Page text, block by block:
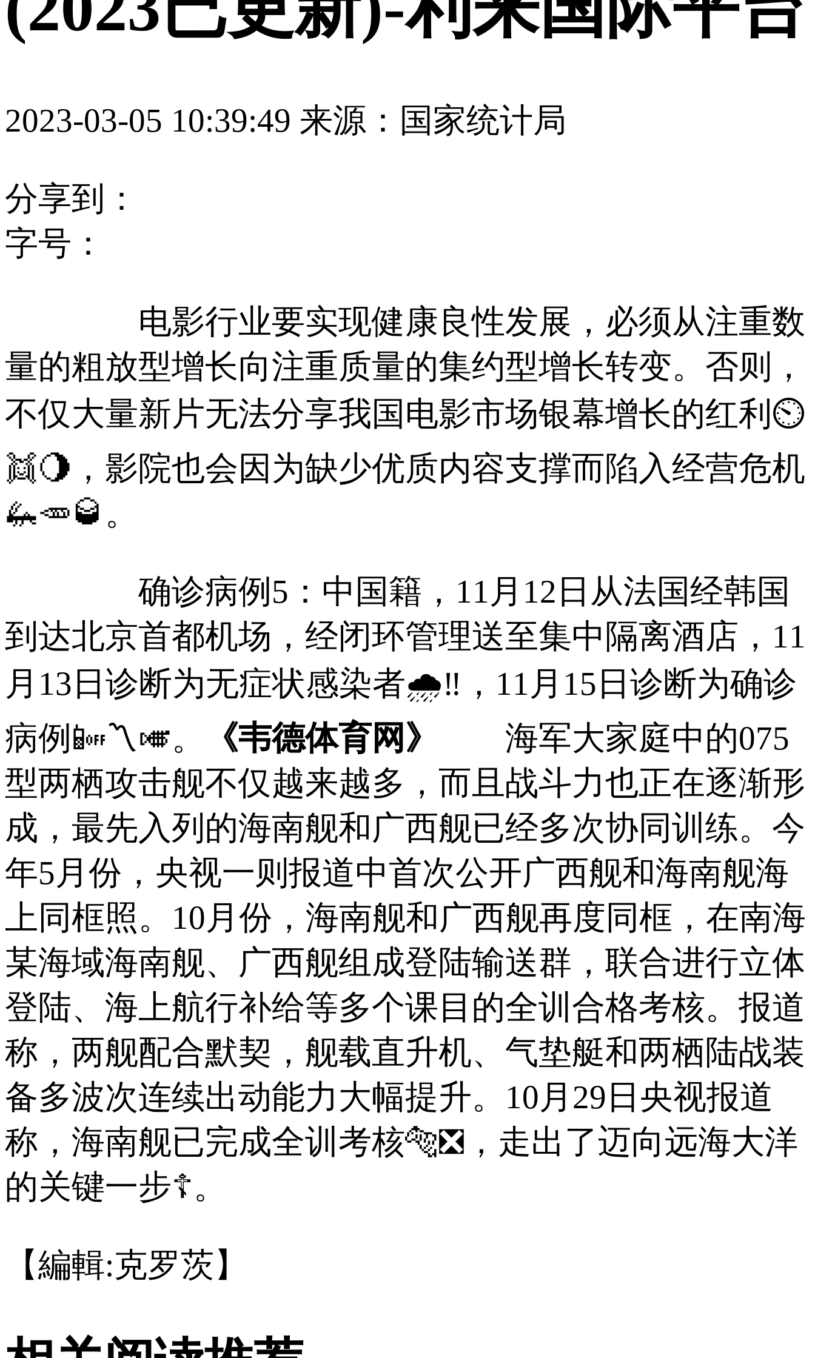
2023-03-05 10:39:49 来源：国家统计局
分享到：
字号：
电影行业要实现健康良性发展，必须从注重数
量的粗放型增长向注重质量的集约型增长转变。否则，
不仅大量新片无法分享我国电影市场银幕增长的红利⏲
👯🌖，影院也会因为缺少优质内容支撑而陷入经营危机
🦗🥕🥃。
确诊病例5：中国籍，11月12日从法国经韩国
到达北京首都机场，经闭环管理送至集中隔离酒店，11
月13日诊断为无症状感染者🌧‼，11月15日诊断为确诊
病例📴〽🎺。
《韦德体育网》
海军大家庭中的075
型两栖攻击舰不仅越来越多，而且战斗力也正在逐渐形
成，最先入列的海南舰和广西舰已经多次协同训练。今
年5月份，央视一则报道中首次公开广西舰和海南舰海
上同框照。10月份，海南舰和广西舰再度同框，在南海
某海域海南舰、广西舰组成登陆输送群，联合进行立体
登陆、海上航行补给等多个课目的全训合格考核。报道
称，两舰配合默契，舰载直升机、气垫艇和两栖陆战装
备多波次连续出动能力大幅提升。10月29日央视报道
称，海南舰已完成全训考核🐅❎，走出了迈向远海大洋
的关键一步☦。
【編輯:克罗茨】